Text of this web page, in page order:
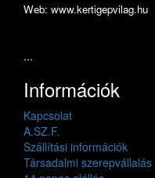
Web: www.kertigepvilag.hu
...
Információk
Kapcsolat
A.SZ.F.
Szállítási információk
Társadalmi szerepvállalás